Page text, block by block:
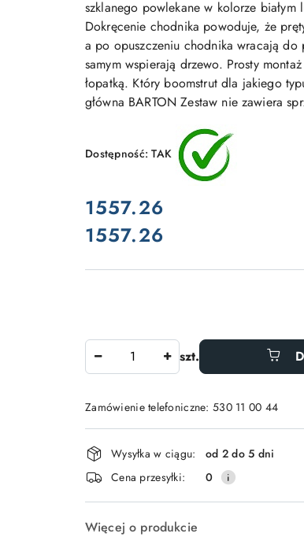
szklanego powlekane w kolorze
Dokręcenie chodnika powoduje, że
a po opuszczeniu chodnika wracają do
samym wspierają drzewo. Prosty
łopatką. Który boomstrut dla jakiego
główna BARTON Zestaw nie zawiera
Dostępność:TAK
cena:
1557.26
Cena:
1557.26
szt.
Zamówienie telefoniczne: 530 11 00 44
Dostępność
i
dostawa
Wysyłka w ciągu:
od 2 do 5 dni
Cena przesyłki:
0
Więcej o produkcie